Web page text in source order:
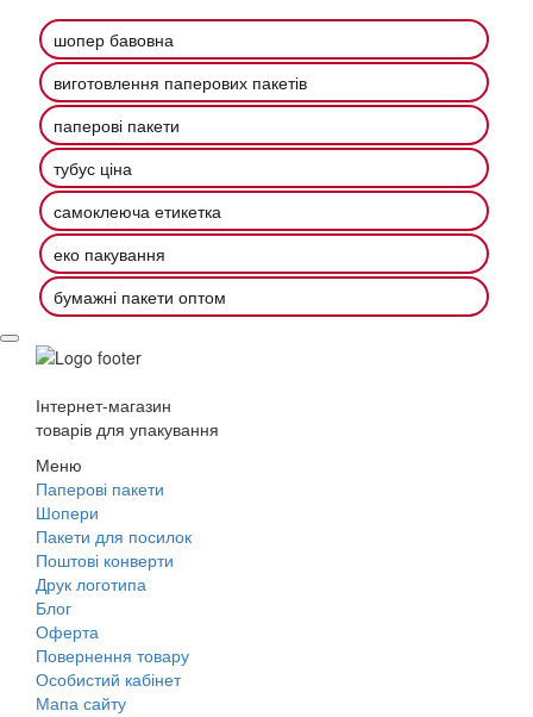
шопер бавовна
виготовлення паперових пакетів
паперові пакети
тубус ціна
самоклеюча етикетка
еко пакування
бумажні пакети оптом
Інтернет-магазин
товарів для упакування
Меню
Паперові пакети
Шопери
Пакети для посилок
Поштові конверти
Друк логотипа
Блог
Оферта
Повернення товару
Особистий кабінет
Мапа сайту